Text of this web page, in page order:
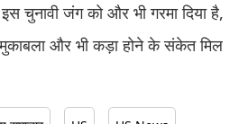
चुनावी जंग को और भी गरमा दिया है,
और भी कड़ा होने के संकेत मिल